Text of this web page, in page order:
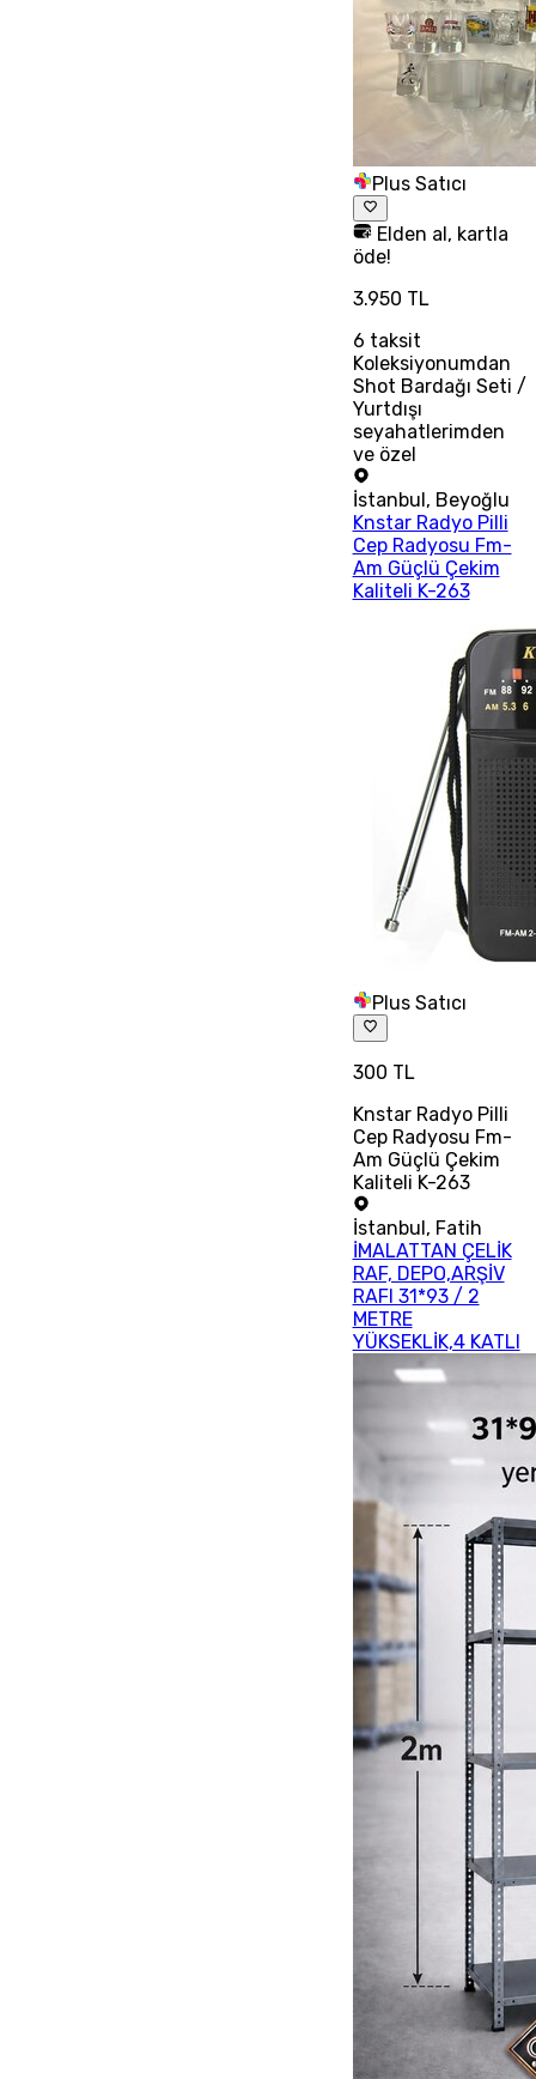
Plus Satıcı
Elden al, kartla
öde!
3.950 TL
6 taksit
Koleksiyonumdan
Shot Bardağı Seti /
Yurtdışı
seyahatlerimden
ve özel
İstanbul , Beyoğlu
Knstar Radyo Pilli
Cep Radyosu Fm-
Am Güçlü Çekim
Kaliteli K-263
Plus Satıcı
300 TL
Knstar Radyo Pilli
Cep Radyosu Fm-
Am Güçlü Çekim
Kaliteli K-263
İstanbul, Fatih
İMALATTAN ÇELİK
RAF, DEPO,ARŞİV
RAFI 31*93 / 2
METRE
YÜKSEKLİK,4 KATLI